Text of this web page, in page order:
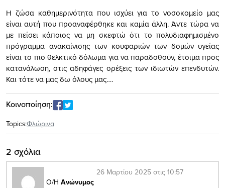
Η ζώσα καθημερινότητα που ισχύει για το νοσοκομείο μας
είναι αυτή που προαναφέρθηκε και καμία άλλη. Άντε τώρα να
με πείσει κάποιος να μη σκεφτώ ότι το πολυδιαφημισμένο
πρόγραμμα ανακαίνισης των κουφαριών των δομών υγείας
είναι το πιο θελκτικό δόλωμα για να παραδοθούν, έτοιμα προς
κατανάλωση, στις αδηφάγες ορέξεις των ιδιωτών επενδυτών.
Και τότε να μας δω όλους μας….
Κοινοποίηση:
Topics:Φλώρινα
2 σχόλια
Ο/Η Ανώνυμος
26 Μαρτίου 2025 στις 10:57